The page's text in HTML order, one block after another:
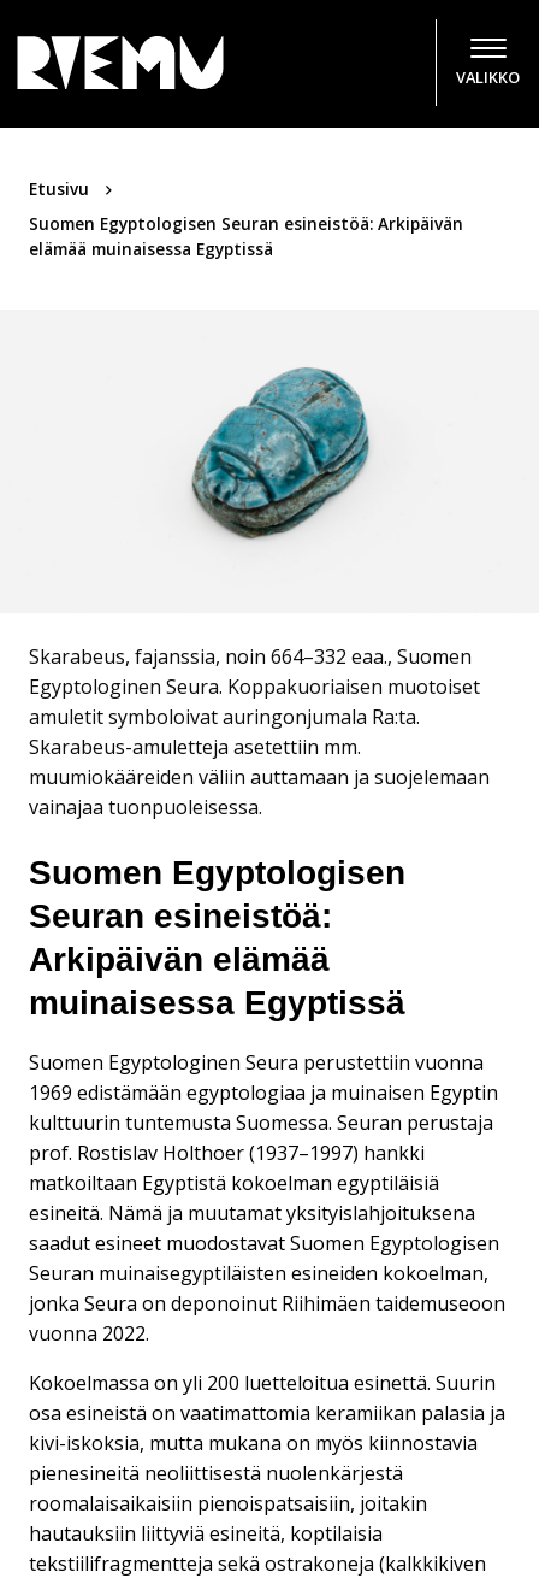
VALIKKO
Etusivu
Suomen Egyptologisen Seuran esineistöä: Arkipäivän
elämää muinaisessa Egyptissä
Skarabeus, fajanssia, noin 664–332 eaa., Suomen
Egyptologinen Seura.​ Koppakuoriaisen muotoiset
amuletit symboloivat auringonjumala Ra:ta.
Skarabeus-amuletteja asetettiin mm.
muumiokääreiden väliin auttamaan ja suojelemaan
vainajaa tuonpuoleisessa.
Suomen Egyptologisen
Seuran esineistöä:
Arkipäivän elämää
muinaisessa Egyptissä
Suomen Egyptologinen Seura perustettiin vuonna
1969 edistämään egyptologiaa ja muinaisen Egyptin
kulttuurin tuntemusta Suomessa. Seuran perustaja
prof. Rostislav Holthoer (1937–1997) hankki
matkoiltaan Egyptistä kokoelman egyptiläisiä
esineitä. Nämä ja muutamat yksityislahjoituksena
saadut esineet muodostavat Suomen Egyptologisen
Seuran muinaisegyptiläisten esineiden kokoelman,
jonka Seura on deponoinut Riihimäen taidemuseoon
vuonna 2022.
Kokoelmassa on yli 200 luetteloitua esinettä. Suurin
osa esineistä on vaatimattomia keramiikan palasia ja
kivi-iskoksia, mutta mukana on myös kiinnostavia
pienesineitä neoliittisestä nuolenkärjestä
roomalaisaikaisiin pienoispatsaisiin, joitakin
hautauksiin liittyviä esineitä, koptilaisia
tekstiilifragmentteja sekä ostrakoneja (kalkkikiven